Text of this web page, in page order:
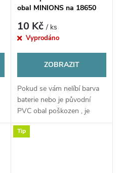
obal MINIONS na 18650
10 Kč/ ks
Vyprodáno
ZOBRAZIT
Pokud se vám nelíbí barva
baterie nebo je původní
PVC obal poškozen , je
možné nahradit
obal pomocí tohoto PVC
Tip